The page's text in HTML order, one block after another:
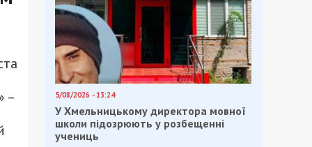
–
5/08/2026 - 13:24
У Хмельницькому директора мовної
школи підозрюють у розбещенні
учениць